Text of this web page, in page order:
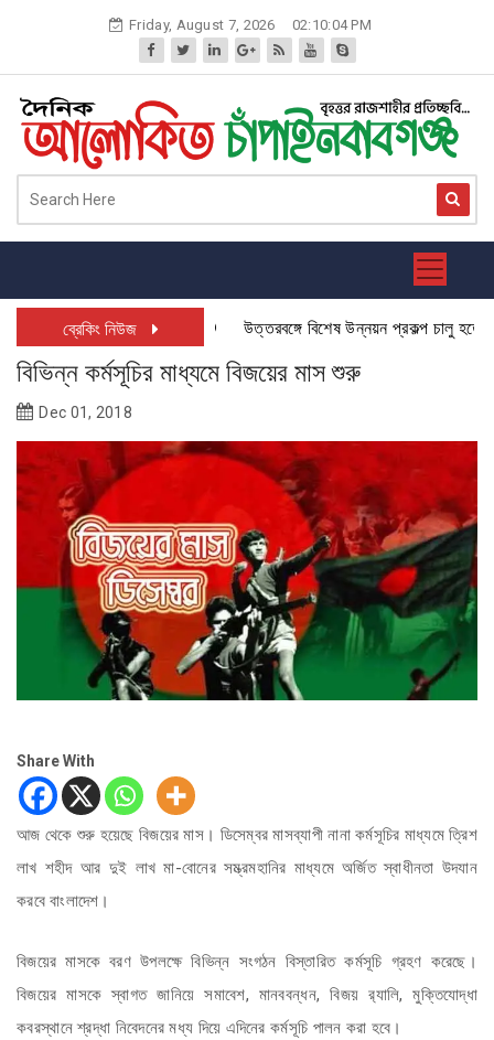
Friday, August 7, 2026 02:10:05 PM
ব্রেকিং নিউজ উত্তরবঙ্গে বিশেষ উন্নয়ন প্রকল্প চালু হতে
বিভিন্ন কর্মসূচির মাধ্যমে বিজয়ের মাস শুরু
Dec 01, 2018
Share With
আজ থেকে শুরু হয়েছে বিজয়ের মাস। ডিসেম্বর মাসব্যাপী নানা কর্মসূচির মাধ্যমে ত্রিশ
লাখ শহীদ আর দুই লাখ মা-বোনের সম্ভ্রমহানির মাধ্যমে অর্জিত স্বাধীনতা উদযান
করবে বাংলাদেশ।
বিজয়ের মাসকে বরণ উপলক্ষে বিভিন্ন সংগঠন বিস্তারিত কর্মসূচি গ্রহণ করেছে।
বিজয়ের মাসকে স্বাগত জানিয়ে সমাবেশ, মানববন্ধন, বিজয় র‌্যালি, মুক্তিযোদ্ধা
কবরস্থানে শ্রদ্ধা নিবেদনের মধ্য দিয়ে এদিনের কর্মসূচি পালন করা হবে।